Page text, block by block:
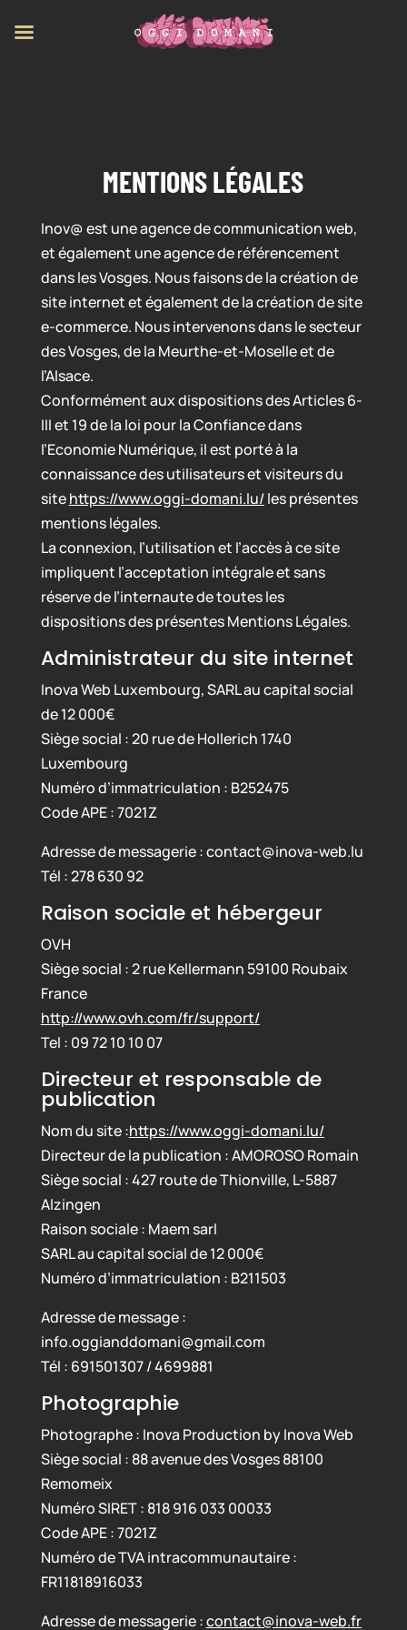
MENTIONS LÉGALES
Inov@ est une agence de communication web,
et également une agence de référencement
dans les Vosges. Nous faisons de la création de
site internet et également de la création de site
e-commerce. Nous intervenons dans le secteur
des Vosges, de la Meurthe-et-Moselle et de
l’Alsace.
Conformément aux dispositions des Articles 6-
III et 19 de la loi pour la Confiance dans
l’Economie Numérique, il est porté à la
connaissance des utilisateurs et visiteurs du
sitehttps://www.oggi-domani.lu/les présentes
mentions légales.
La connexion, l’utilisation et l’accès à ce site
impliquent l’acceptation intégrale et sans
réserve de l’internaute de toutes les
dispositions des présentes Mentions Légales.
Administrateur du site internet
Inova Web Luxembourg, SARL au capital social
de 12 000€
Siège social : 20 rue de Hollerich 1740
Luxembourg
Numéro d’immatriculation : B252475
Code APE : 7021Z
Adresse de messagerie : contact@inova-web.lu
Tél : 278 630 92
Raison sociale et hébergeur
OVH
Siège social : 2 rue Kellermann 59100 Roubaix
France
http://www.ovh.com/fr/support/
Tel : 09 72 10 10 07
Directeur et responsable de
publication
Nom du site :https://www.oggi-domani.lu/
Directeur de la publication : AMOROSO Romain
Siège social : 427 route de Thionville, L-5887
Alzingen
Raison sociale : Maem sarl
SARL au capital social de 12 000€
Numéro d’immatriculation : B211503
Adresse de message :
info.oggianddomani@gmail.com
Tél : 691501307 / 4699881
Photographie
Photographe : Inova Production by Inova Web
Siège social : 88 avenue des Vosges 88100
Remomeix
Numéro SIRET : 818 916 033 00033
Code APE : 7021Z
Numéro de TVA intracommunautaire :
FR11818916033
Adresse de messagerie :contact@inova-web.fr